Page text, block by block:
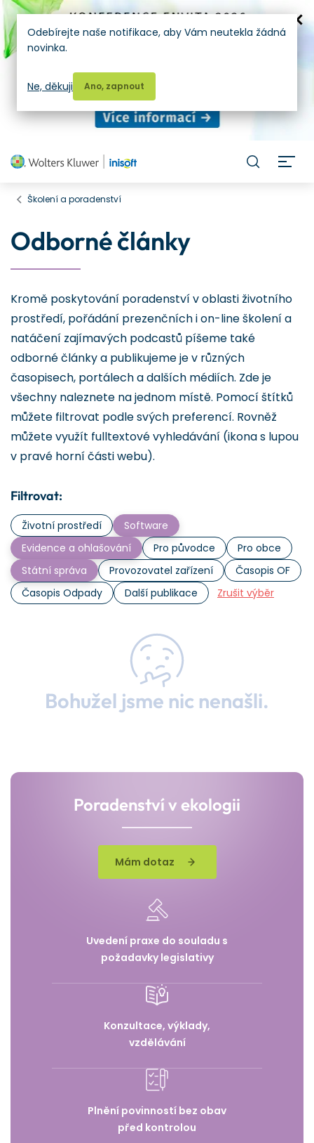
Školení a poradenství
Odborné články
Kromě poskytování poradenství v oblasti životního
prostředí, pořádání prezenčních i on-line školení a
natáčení zajímavých podcastů píšeme také
odborné články a publikujeme je v různých
časopisech, portálech a dalších médiích. Zde je
všechny naleznete na jednom místě. Pomocí štítků
můžete filtrovat podle svých preferencí. Rovněž
můžete využít fulltextové vyhledávání (ikona s lupou
v pravé horní části webu).
Filtrovat:
Životní prostředí
Software
Evidence a ohlašování
Pro původce
Pro obce
Státní správa
Provozovatel zařízení
Časopis OF
Časopis Odpady
Další publikace Zrušit výběr
Bohužel jsme nic nenašli.
Poradenství v ekologii
Mám dotaz
Uvedení praxe do souladu s
požadavky legislativy
Konzultace, výklady,
vzdělávání
Plnění povinností bez obav
před kontrolou
Odebírejte naše notifikace, aby Vám neutekla žádná
novinka.
Ano, zapnout
Ne, děkuji